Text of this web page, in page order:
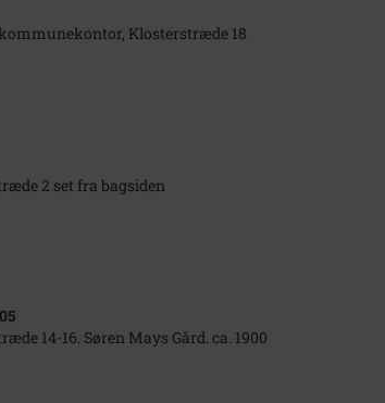
Klosterstræde 18
2 set fra bagsiden
14-16. Søren Mays Gård. ca. 1900